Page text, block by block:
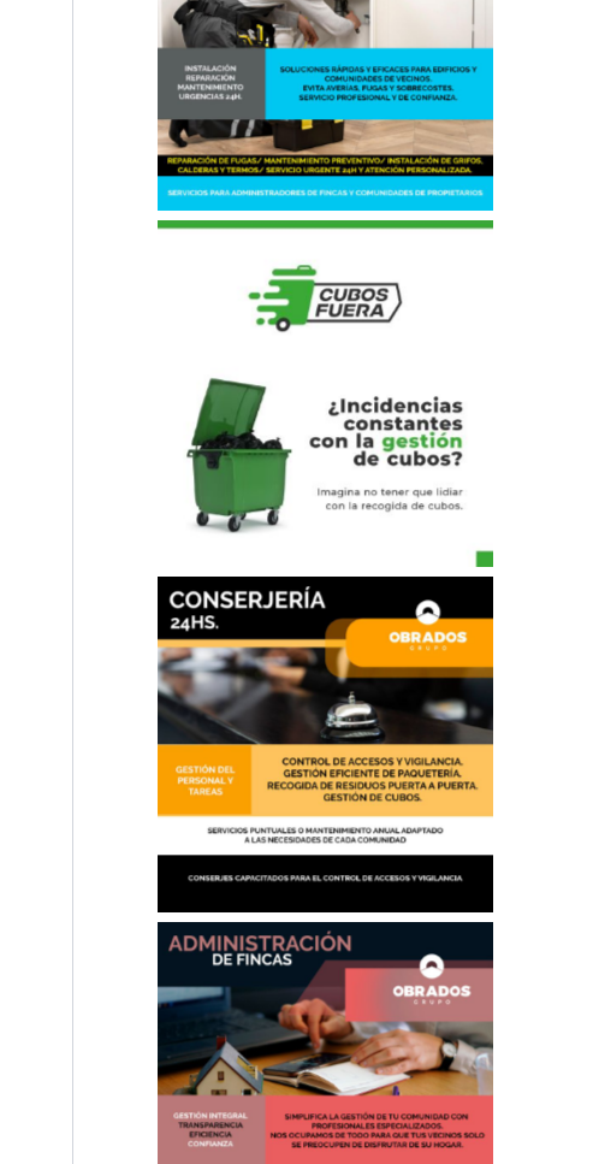
Fontanero, comunidades de
vecinos
Sacar Cubos
Conserjería